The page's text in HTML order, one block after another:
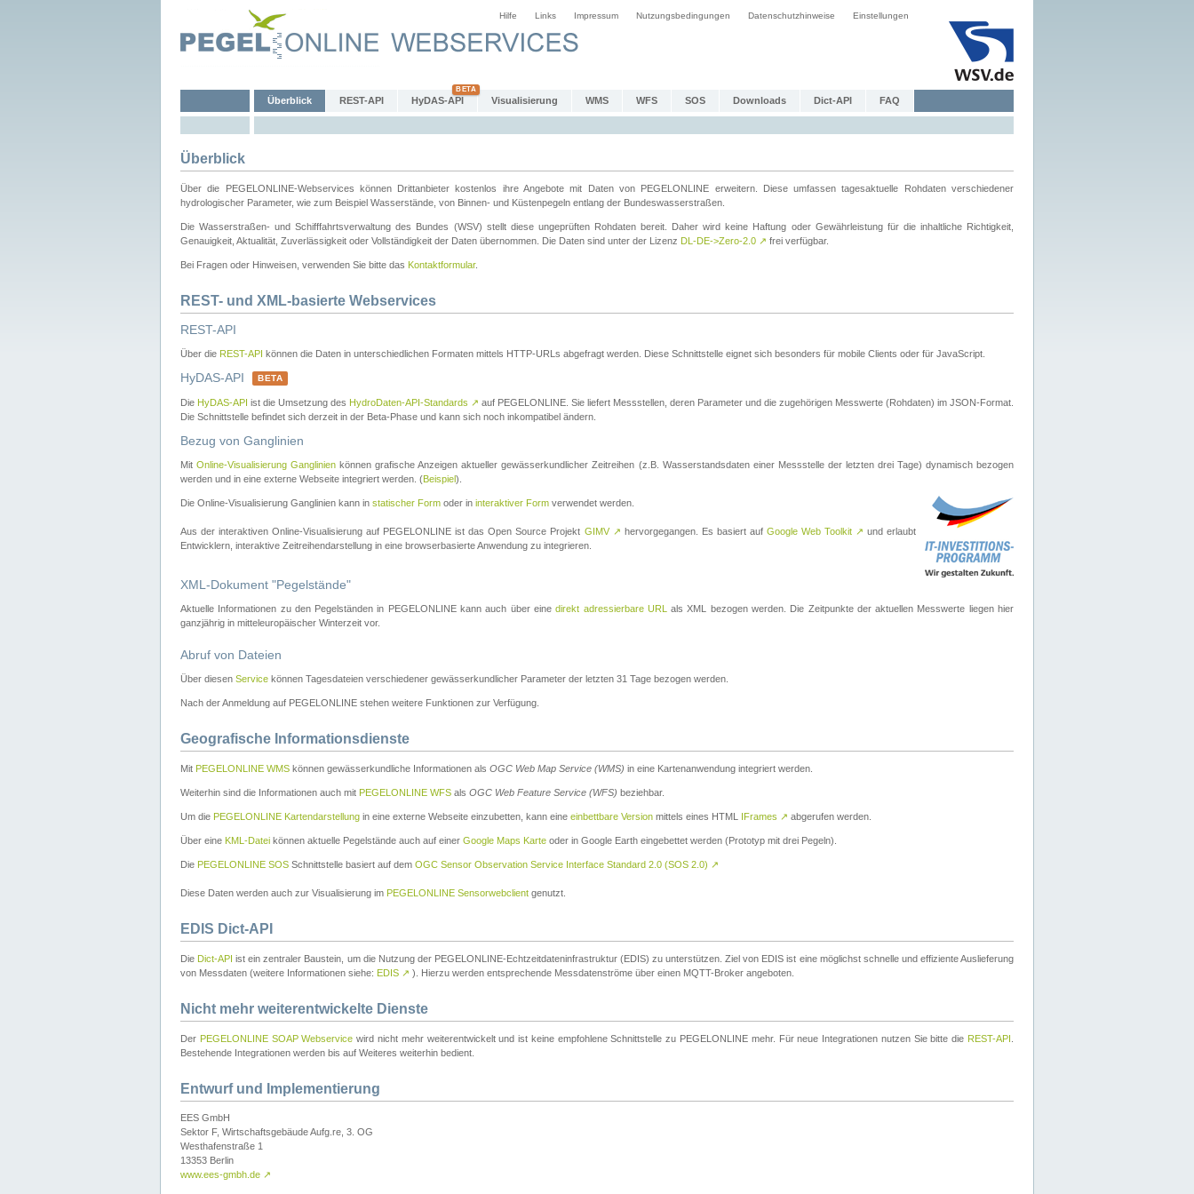
Hilfe Links Impressum Nutzungsbedingungen Datenschutzhinweise Einstellungen
Überblick REST-API HyDAS-API Visualisierung WMS WFS SOS Downloads Dict-API FAQ
Überblick
Über die PEGELONLINE-Webservices können Drittanbieter kostenlos ihre Angebote mit Daten von PEGELONLINE erweitern. Diese umfassen tagesaktuelle Rohdaten verschiedener
hydrologischer Parameter, wie zum Beispiel Wasserstände, von Binnen- und Küstenpegeln entlang der Bundeswasserstraßen.
Die Wasserstraßen- und Schifffahrtsverwaltung des Bundes (WSV) stellt diese ungeprüften Rohdaten bereit. Daher wird keine Haftung oder Gewährleistung für die inhaltliche Richtigkeit,
Genauigkeit, Aktualität, Zuverlässigkeit oder Vollständigkeit der Daten übernommen. Die Daten sind unter der Lizenz DL-DE->Zero-2.0 ↗ frei verfügbar.
Bei Fragen oder Hinweisen, verwenden Sie bitte das Kontaktformular.
REST- und XML-basierte Webservices
REST-API
Über die REST-API können die Daten in unterschiedlichen Formaten mittels HTTP-URLs abgefragt werden. Diese Schnittstelle eignet sich besonders für mobile Clients oder für JavaScript.
HyDAS-API BETA
Die HyDAS-API ist die Umsetzung des HydroDaten-API-Standards ↗ auf PEGELONLINE. Sie liefert Messstellen, deren Parameter und die zugehörigen Messwerte (Rohdaten) im JSON-Format.
Die Schnittstelle befindet sich derzeit in der Beta-Phase und kann sich noch inkompatibel ändern.
Bezug von Ganglinien
MitOnline-Visualisierung Ganglinien können grafische Anzeigen aktueller gewässerkundlicher Zeitreihen (z.B. Wasserstandsdaten einer Messstelle der letzten drei Tage) dynamisch bezogen
werden und in eine externe Webseite integriert werden. (Beispiel).
Die Online-Visualisierung Ganglinien kann in statischer Form oder in interaktiver Form verwendet werden.
Aus der interaktiven Online-Visualisierung auf PEGELONLINE ist das Open Source Projekt GIMV ↗ hervorgegangen. Es basiert auf Google Web Toolkit ↗ und erlaubt
Entwicklern, interaktive Zeitreihendarstellung in eine browserbasierte Anwendung zu integrieren.
XML-Dokument "Pegelstände"
Aktuelle Informationen zu den Pegelständen in PEGELONLINE kann auch über einedirekt adressierbare URL
als XML bezogen werden. Die Zeitpunkte der aktuellen Messwerte liegen hier
ganzjährig in mitteleuropäischer Winterzeit vor.
Abruf von Dateien
Über diesen Service können Tagesdateien verschiedener gewässerkundlicher Parameter der letzten 31 Tage bezogen werden.
Nach der Anmeldung auf PEGELONLINE stehen weitere Funktionen zur Verfügung.
Geografische Informationsdienste
Mit PEGELONLINE WMS können gewässerkundliche Informationen als OGC Web Map Service (WMS) in eine Kartenanwendung integriert werden.
Weiterhin sind die Informationen auch mit PEGELONLINE WFS als OGC Web Feature Service (WFS) beziehbar.
Um die PEGELONLINE Kartendarstellung in eine externe Webseite einzubetten, kann eine einbettbare Version mittels eines HTML IFrames ↗ abgerufen werden.
Über eine KML-Datei können aktuelle Pegelstände auch auf einer Google Maps Karte oder in Google Earth eingebettet werden (Prototyp mit drei Pegeln).
Die PEGELONLINE SOS Schnittstelle basiert auf dem OGC Sensor Observation Service Interface Standard 2.0 (SOS 2.0) ↗
Diese Daten werden auch zur Visualisierung im PEGELONLINE Sensorwebclient genutzt.
EDIS Dict-API
Die Dict-API ist ein zentraler Baustein, um die Nutzung der PEGELONLINE-Echtzeitdateninfrastruktur (EDIS) zu unterstützen. Ziel von EDIS ist eine möglichst schnelle und effiziente Auslieferung
von Messdaten (weitere Informationen siehe: EDIS ↗ ). Hierzu werden entsprechende Messdatenströme über einen MQTT-Broker angeboten.
Nicht mehr weiterentwickelte Dienste
Der PEGELONLINE SOAP Webservice wird nicht mehr weiterentwickelt und ist keine empfohlene Schnittstelle zu PEGELONLINE mehr. Für neue Integrationen nutzen Sie bitte die REST-API
Bestehende Integrationen werden bis auf Weiteres weiterhin bedient.
Entwurf und Implementierung
EES GmbH
Sektor F, Wirtschaftsgebäude Aufg.re, 3. OG
Westhafenstraße 1
13353 Berlin
www.ees-gmbh.de ↗